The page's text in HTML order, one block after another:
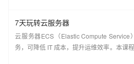
7天玩转云服务器
云服务器ECS（Elastic Compute
务，可降低 IT 成本，提升运维效率。本课
本操作、动手实操快照管理、